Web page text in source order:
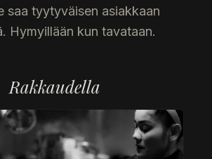
saa tyytyväisen asiakkaan
Hymyillään kun tavataan.
Rakkaudella